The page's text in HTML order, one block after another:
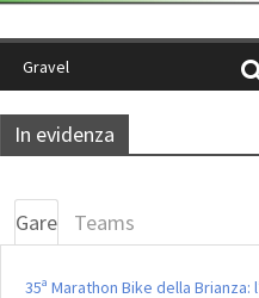
Gravel
In evidenza
Gare Teams
35ª Marathon Bike della Brianza: